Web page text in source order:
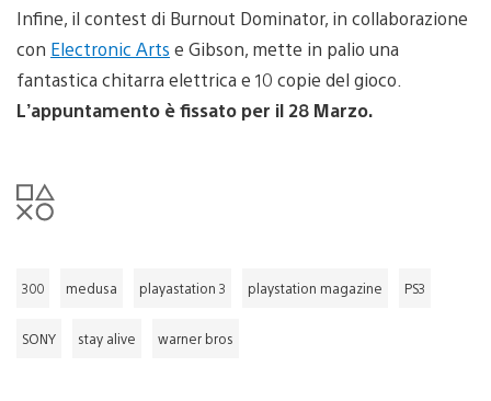
Infine, il contest di Burnout Dominator, in collaborazione
con Electronic Arts e Gibson, mette in palio una
fantastica chitarra elettrica e 10 copie del gioco.
L’appuntamento è fissato per il 28 Marzo.
300 medusa playastation 3 playstation magazine PS3
SONY stay alive warner bros